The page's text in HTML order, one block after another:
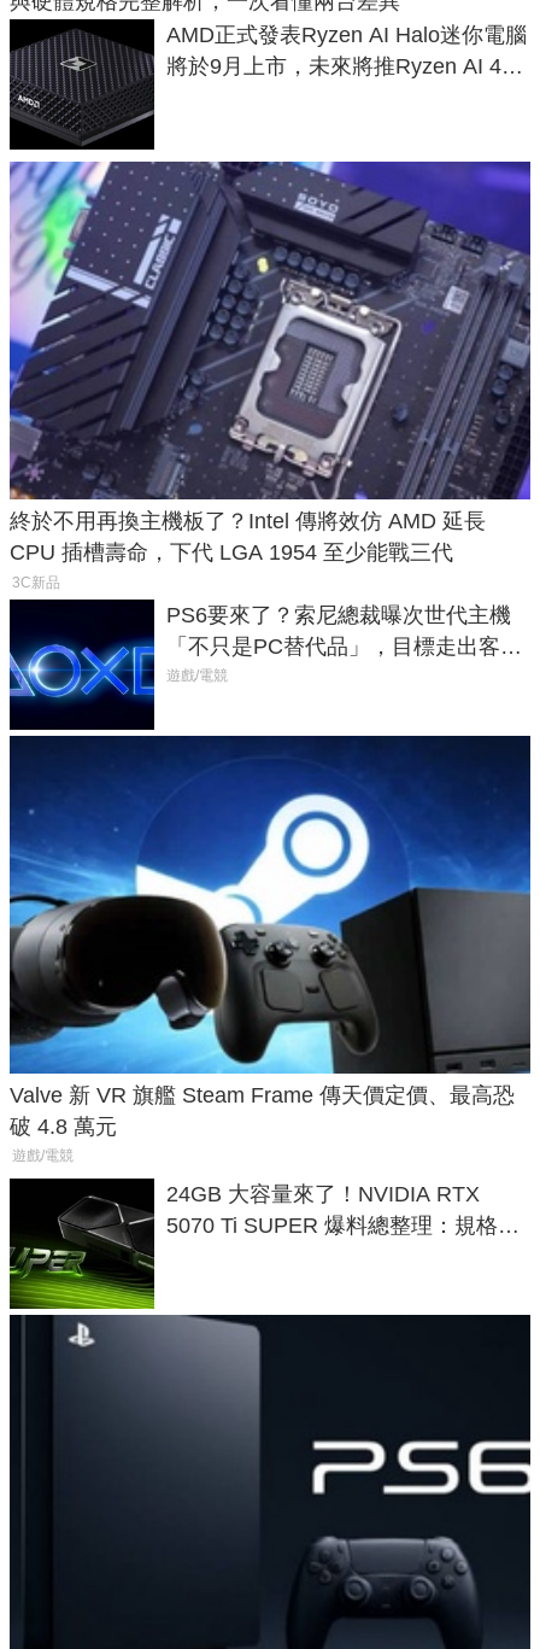
AMD正式發表Ryzen AI Halo迷你電腦
將於9月上市，未來將推Ryzen AI 400
終於不用再換主機板了？Intel 傳將效仿 AMD 延長
CPU 插槽壽命，下代 LGA 1954 至少能戰三代
3C新品
PS6要來了？索尼總裁曝次世代主機
「不只是PC替代品」，目標走出客
廳、進軍電競桌面
遊戲/電競
Valve 新 VR 旗艦 Steam Frame 傳天價定價、最高恐
破 4.8 萬元
遊戲/電競
24GB 大容量來了！NVIDIA RTX
5070 Ti SUPER 爆料總整理：規格、